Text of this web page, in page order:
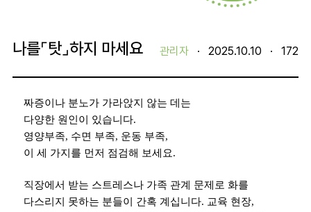
나를⌜탓⌟하지 마세요 관리자 · 2025.10.10 · 172
짜증이나 분노가 가라앉지 않는 데는
다양한 원인이 있습니다.
영양부족, 수면 부족, 운동 부족,
이 세 가지를 먼저 점검해 보세요.
직장에서 받는 스트레스나 가족 관계 문제로 화를
다스리지 못하는 분들이 간혹 계십니다. 교육 현장,